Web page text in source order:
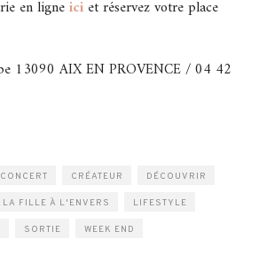
en ligneici et réservez votre place
13090 AIX EN PROVENCE / 04 42
CONCERT CRÉATEUR DÉCOUVRIR
LA FILLE À L'ENVERS LIFESTYLE
SORTIE WEEK END